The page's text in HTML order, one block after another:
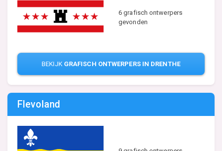
6 grafisch ontwerpers
gevonden
BEKIJK GRAFISCH ONTWERPERS IN DRENTHE
Flevoland